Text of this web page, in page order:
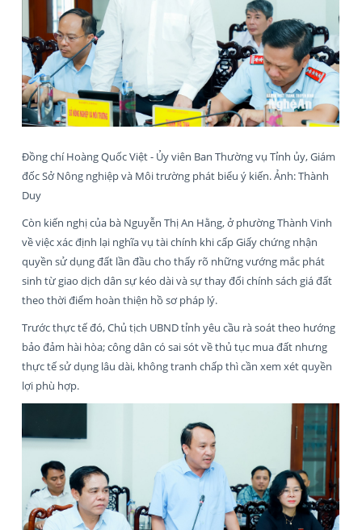
Đồng chí Hoàng Quốc Việt - Ủy viên Ban Thường vụ Tỉnh ủy, Giám
đốc Sở Nông nghiệp và Môi trường phát biểu ý kiến. Ảnh: Thành
Duy
Còn kiến nghị của bà Nguyễn Thị An Hằng, ở phường Thành Vinh
về việc xác định lại nghĩa vụ tài chính khi cấp Giấy chứng nhận
quyền sử dụng đất lần đầu cho thấy rõ những vướng mắc phát
sinh từ giao dịch dân sự kéo dài và sự thay đổi chính sách giá đất
theo thời điểm hoàn thiện hồ sơ pháp lý.
Trước thực tế đó, Chủ tịch UBND tỉnh yêu cầu rà soát theo hướng
bảo đảm hài hòa; công dân có sai sót về thủ tục mua đất nhưng
thực tế sử dụng lâu dài, không tranh chấp thì cần xem xét quyền
lợi phù hợp.